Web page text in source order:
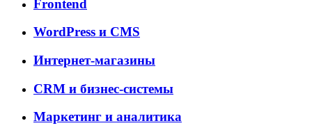
Frontend
WordPress и CMS
Интернет-магазины
CRM и бизнес-системы
Маркетинг и аналитика